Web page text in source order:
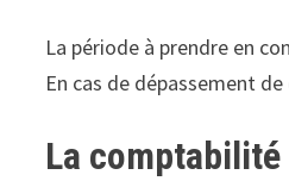
La période à prendre en
En cas de dépassement
La